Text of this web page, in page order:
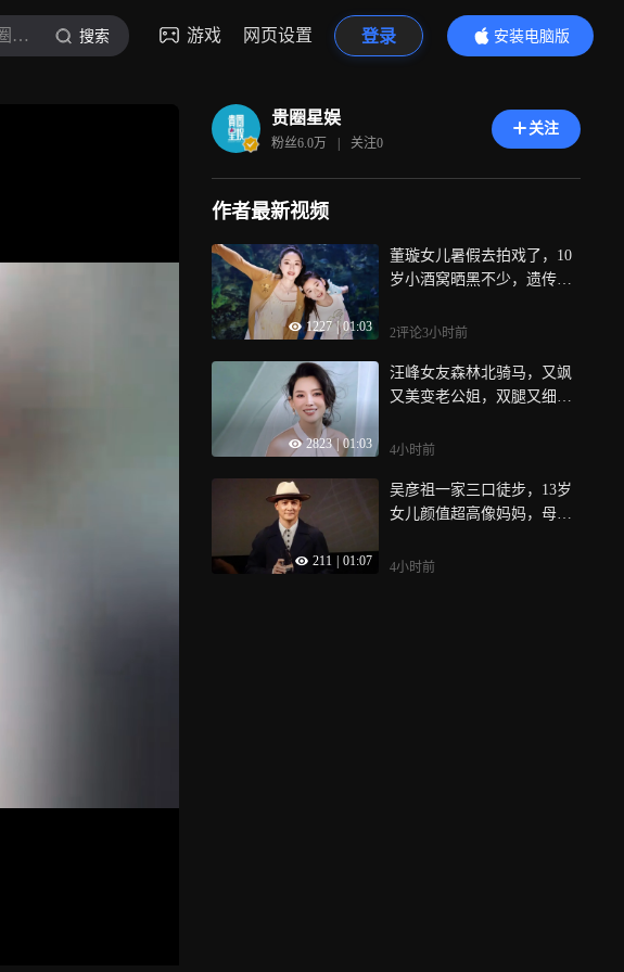
贵圈星娱 搜索 游戏 网页设置 登录
安装电脑版
内容更精彩
贵圈星娱
粉丝6.0万 | 关注0
关注
作者最新视频
1227 | 01:03
董璇女儿暑假去拍戏了，10
岁小酒窝晒黑不少，遗传妈
2评论3小时前
2823 01:03
汪峰女友森林北骑马，又飒
又美变老公姐，双腿又细又
4小时前
211 01:07
吴彦祖一家三口徒步，13岁
女儿颜值超高像妈妈，母女
4小时前